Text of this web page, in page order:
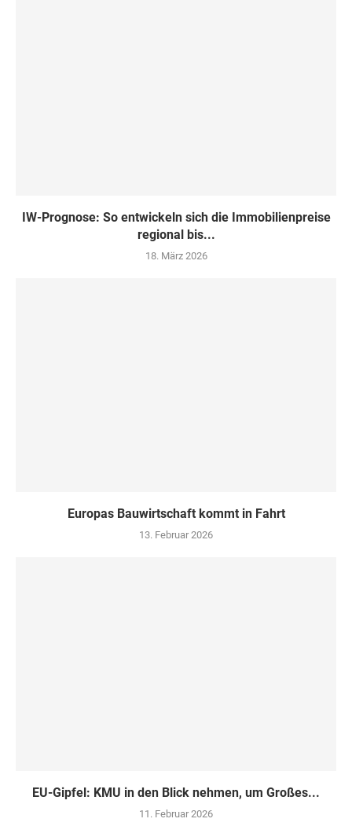
IW-Prognose: So entwickeln sich die Immobilienpreise
regional bis...
18. März 2026
Europas Bauwirtschaft kommt in Fahrt
13. Februar 2026
EU-Gipfel: KMU in den Blick nehmen, um Großes...
11. Februar 2026